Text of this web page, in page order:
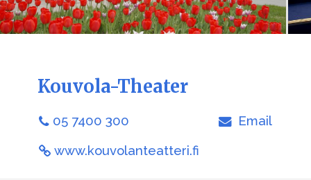
Kouvola-Theater
05 7400 300 Email
www.kouvolanteatteri.fi